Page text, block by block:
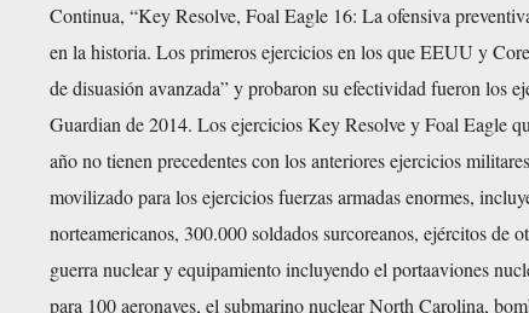
Continua, “Key Resolve, Foal Eagle 16: La ofensiva
en la historia. Los primeros ejercicios en los que EEUU y
de disuasión avanzada” y probaron su efectividad fueron los
Guardian de 2014. Los ejercicios Key Resolve y Foal Eagle
año no tienen precedentes con los anteriores ejercicios
movilizado para los ejercicios fuerzas armadas enormes,
norteamericanos, 300.000 soldados surcoreanos, ejércitos de
guerra nuclear y equipamiento incluyendo el portaaviones
para 100 aeronaves, el submarino nuclear North Carolina,